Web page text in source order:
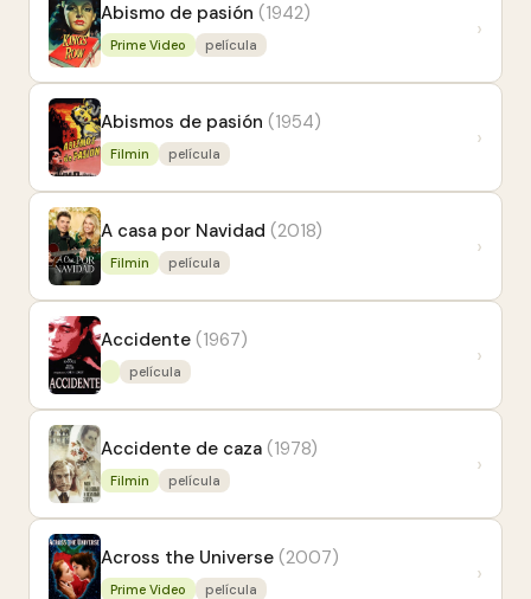
Abismo de pasión (1942)
Prime Video película
›
Abismos de pasión (1954)
Filmin película
›
A casa por Navidad (2018)
Filmin película
›
Accidente (1967)
película
›
Accidente de caza (1978)
Filmin película
›
Across the Universe (2007)
Prime Video película
›